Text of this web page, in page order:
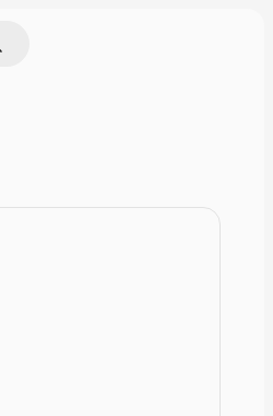
suchen